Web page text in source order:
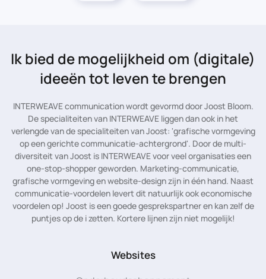
Ik bied de mogelijkheid om (digitale)
ideeën tot leven te brengen
INTERWEAVE communication wordt gevormd door Joost Bloom.
De specialiteiten van INTERWEAVE liggen dan ook in het
verlengde van de specialiteiten van Joost: 'grafische vormgeving
op een gerichte communicatie-achtergrond'. Door de multi-
diversiteit van Joost is INTERWEAVE voor veel organisaties een
one-stop-shopper geworden. Marketing-communicatie,
grafische vormgeving en website-design zijn in één hand. Naast
communicatie-voordelen levert dit natuurlijk ook economische
voordelen op! Joost is een goede gesprekspartner en kan zelf de
puntjes op de i zetten. Kortere lijnen zijn niet mogelijk!
Websites